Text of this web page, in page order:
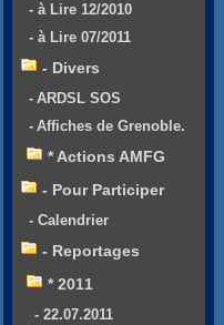
- à Lire 12/2010
- à Lire 07/2011
- Divers
- ARDSL SOS
- Affiches de Grenoble.
* Actions AMFG
- Pour Participer
- Calendrier
- Reportages
* 2011
- 22.07.2011